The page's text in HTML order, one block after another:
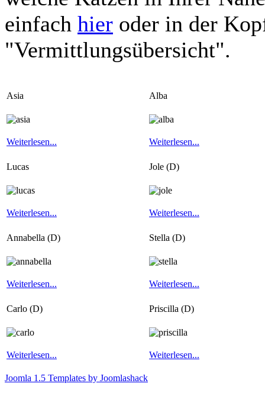
einfach hier oder in der
"Vermittlungsübersicht".
Asia
Weiterlesen...
Lucas
Weiterlesen...
Annabella (D)
Weiterlesen...
Carlo (D)
Weiterlesen...
Alba
Weiterlesen...
Jole (D)
Weiterlesen...
Stella (D)
Weiterlesen...
Priscilla (D)
Weiterlesen...
Joomla 1.5 Templates by Joomlashack